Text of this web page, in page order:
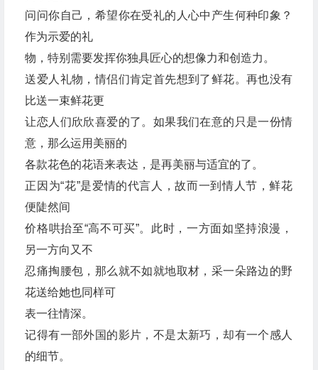
问问你自己，希望你在受礼的人心中产生何种印象？
作为示爱的礼
物，特别需要发挥你独具匠心的想像力和创造力。
送爱人礼物，情侣们肯定首先想到了鲜花。再也没有
比送一束鲜花更
让恋人们欣欣喜爱的了。如果我们在意的只是一份情
意，那么运用美丽的
各款花色的花语来表达，是再美丽与适宜的了。
正因为“花”是爱情的代言人，故而一到情人节，鲜花
便陡然间
价格哄抬至“高不可买”。此时，一方面如坚持浪漫，
另一方向又不
忍痛掏腰包，那么就不如就地取材，采一朵路边的野
花送给她也同样可
表一往情深。
记得有一部外国的影片，不是太新巧，却有一个感人
的细节。